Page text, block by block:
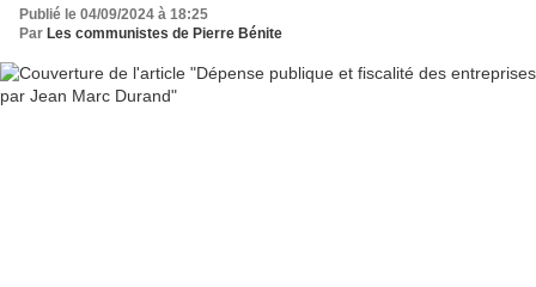
Publié le 04/09/2024 à 18:25
Par Les communistes de Pierre Bénite